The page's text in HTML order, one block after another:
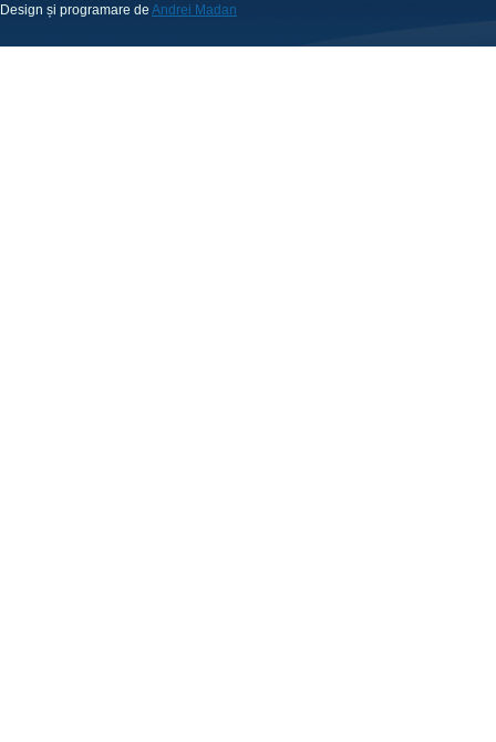
Design și programare de Andrei Madan